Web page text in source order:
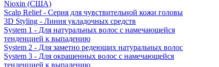
Nioxin (США)
Scalp Relief - Серия для чувствительной кожи головы
3D Styling - Линия укладочных средств
System 1 - Для натуральных волос с намечающейся
тенденцией к выпадению
System 2 - Для заметно редеющих натуральных волос
System 3 - Для окрашенных волос с намечающейся
тенденцией к выпадению